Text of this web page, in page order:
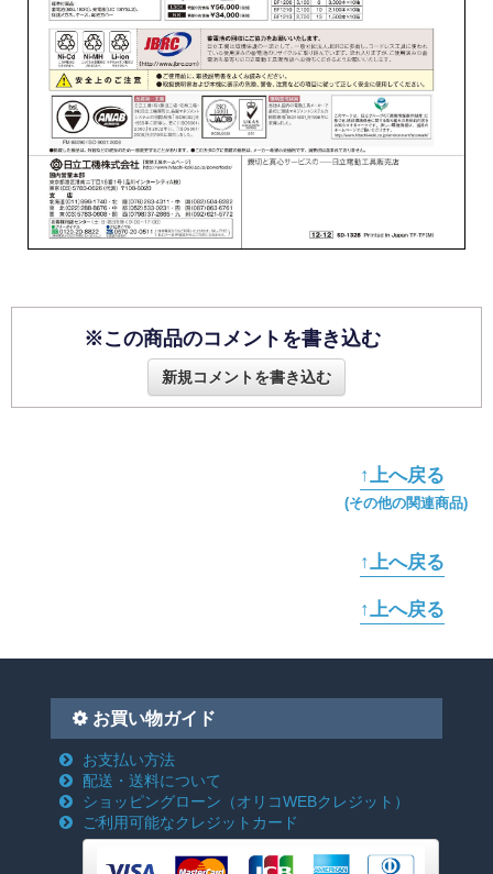
※この商品のコメントを書き込む
新規コメントを書き込む
↑上へ戻る
(その他の関連商品)
↑上へ戻る
↑上へ戻る
お買い物ガイド
お支払い方法
配送・送料について
ショッピングローン （オリコWEBクレジット）
ご利用可能なクレジットカード